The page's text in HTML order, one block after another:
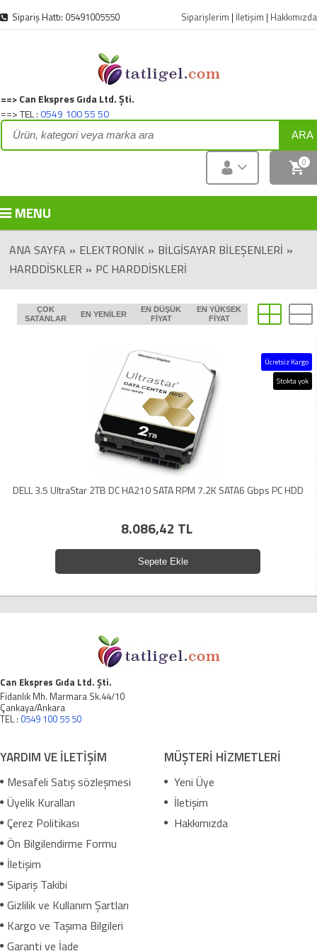
Sipariş Hattı: 05491005550 Siparişlerim | İletişim | Hakkımızda
Can Ekspres Gıda Ltd. Şti.
TEL :0549 100 55 50
ARA
0
MENU
ANA SAYFA » ELEKTRONIK » BILGISAYAR BILEŞENLERI »
HARDDISKLER » PC HARDDISKLERI
ÇOK
SATANLAR
EN YENILER
EN DÜŞÜK
FIYAT
EN YÜKSEK
FIYAT
Ücretsiz Kargo
Stokta yok
DELL 3.5 UltraStar 2TB DC HA210 SATA RPM 7.2K SATA6 Gbps PC HDD
8.086,42 TL
Sepete Ekle
Can Ekspres Gıda Ltd. Şti.
Fidanlık Mh. Marmara Sk.44/10
Çankaya/Ankara
TEL : 0549 100 55 50
YARDIM VE İLETİŞİM
Mesafeli Satış sözleşmesi
Üyelik Kuralları
Çerez Politikası
Ön Bilgilendirme Formu
İletişim
Sipariş Takibi
Gizlilik ve Kullanım Şartları
Kargo ve Taşıma Bilgileri
Garanti ve İade
MÜŞTERİ HİZMETLERİ
Yeni Üye
İletişim
Hakkımızda